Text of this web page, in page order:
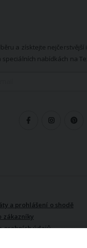
a získtejte nejčerstvější
speciálních nabídkách na
a prohlášení o shodě
zákazníky
osobních údajů